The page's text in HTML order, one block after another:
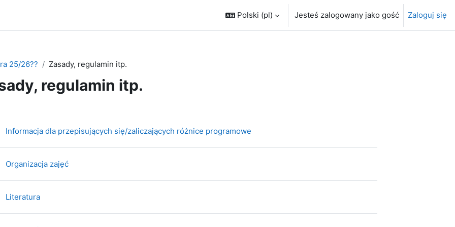
Polski ‎(pl)‎ Jesteś zalogowany jako gość Zaloguj się
25/26?? Zasady, regulamin itp.
regulamin itp.
Informacja dla przepisujących się/zaliczających różnice programoweStrona
Organizacja zajęćStrona
LiteraturaStrona